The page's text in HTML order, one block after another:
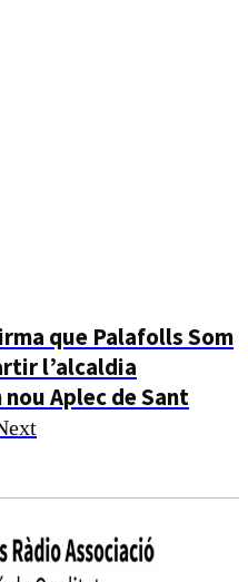
que Palafolls Som
l’alcaldia
Aplec de Sant